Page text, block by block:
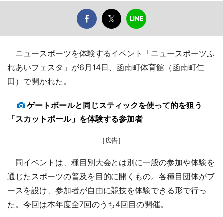
ニュースポーツを体験するイベント「ニュースポーツふ
れあいフェスタ」が6月14日、函南町体育館（函南町仁
田）で開かれた。
ゲートボールと同じスティックを使って的を狙う
「スカットボール」を体験する参加者
［広告］
同イベントは、種目別大会とは別に一般の参加や体験を
通じたスポーツの普及を目的に開くもの。各種目団体がブ
ースを設け、参加者が自由に競技を体験できる形で行っ
た。今回は本年度全7回のうち4回目の開催。